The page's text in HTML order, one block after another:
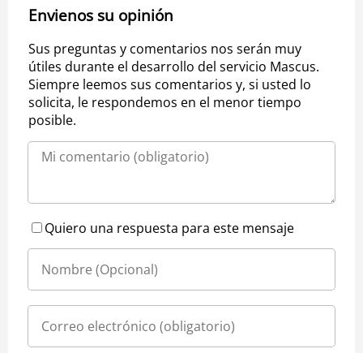
Envienos su opinión
Sus preguntas y comentarios nos serán muy
útiles durante el desarrollo del servicio Mascus.
Siempre leemos sus comentarios y, si usted lo
solicita, le respondemos en el menor tiempo
posible.
Quiero una respuesta para este mensaje